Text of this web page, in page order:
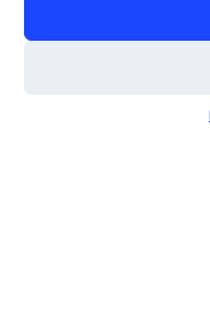
IT &